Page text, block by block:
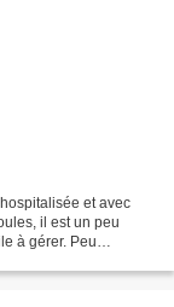
et avec
il est un peu
à gérer. Peu